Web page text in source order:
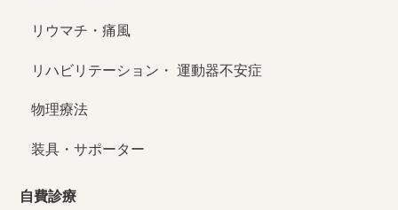
リウマチ・痛風
リハビリテーション・ 運動器不安症
物理療法
装具・サポーター
自費診療